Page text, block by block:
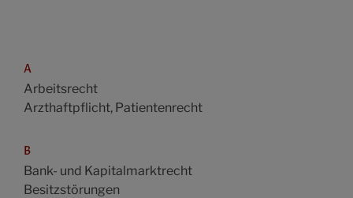
A
Arbeitsrecht
Arzthaftpflicht, Patientenrecht
B
Bank- und Kapitalmarktrecht
Besitzstörungen